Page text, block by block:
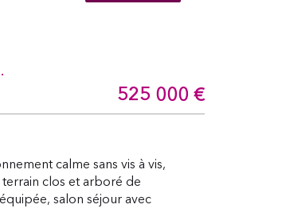
525 000 €
calme sans vis à vis,
clos et arboré de
salon séjour avec